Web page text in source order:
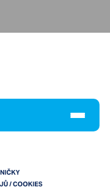
/COOKIES